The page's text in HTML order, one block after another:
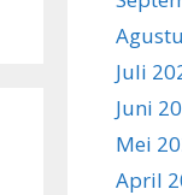
Juli
Juni
Mei
April